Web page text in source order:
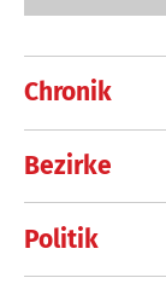
Chronik
Bezirke
Politik